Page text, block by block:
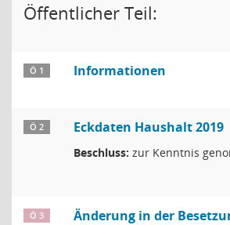
Öffentlicher Teil:
Ö 1 Informationen
Ö 2 Eckdaten Haushalt 2019
Beschluss: zur Kenntnis
Ö 3
Änderung in der